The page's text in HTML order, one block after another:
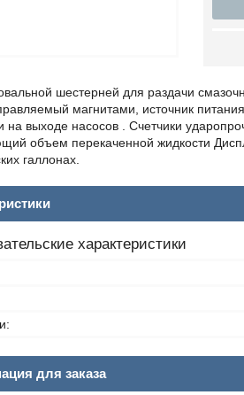
шестерней для раздачи
магнитами, источник
на выходе насосов . Счетчики
объем перекаченной жидкости
галлонах.
характеристики
для заказа